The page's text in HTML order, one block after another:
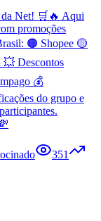
Net! 🛒🔥 Aqui
promoções
🟠 Shopee 🟡
Descontos
💰
do grupo e
351